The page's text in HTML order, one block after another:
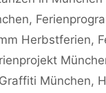
,
Herbstferien,
Graffiti München,